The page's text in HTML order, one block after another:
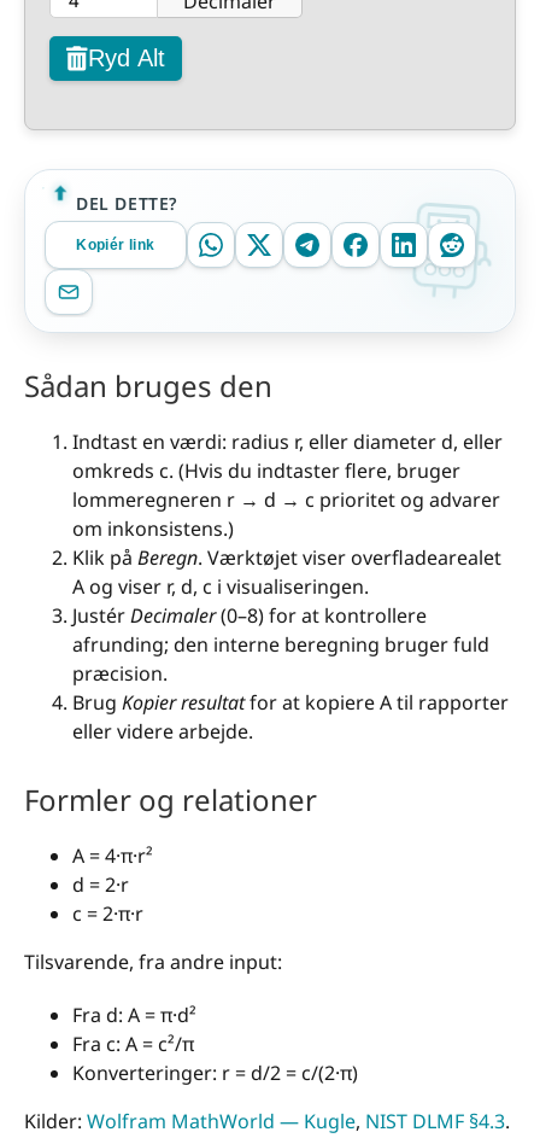
Ryd Alt
DEL DETTE?
Kopiér link
Sådan bruges den
Indtast en værdi: radius r, eller diameter d, eller
omkreds c. (Hvis du indtaster flere, bruger
lommeregneren r → d → c prioritet og advarer
om inkonsistens.)
Klik på Beregn. Værktøjet viser overfladearealet
A og viser r, d, c i visualiseringen.
JustérDecimaler(0–8) for at kontrollere
afrunding; den interne beregning bruger fuld
præcision.
Brug Kopier resultatfor at kopiere A til rapporter
eller videre arbejde.
Formler og relationer
A = 4·π·r²
d = 2·r
c = 2·π·r
Tilsvarende, fra andre input:
Fra d: A = π·d²
Fra c: A = c²/π
Konverteringer: r = d/2 = c/(2·π)
Kilder: Wolfram MathWorld — Kugle, NIST DLMF §4.3.